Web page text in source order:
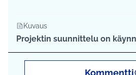
Kuvaus
Projektin suunnittelu on
Kommentti